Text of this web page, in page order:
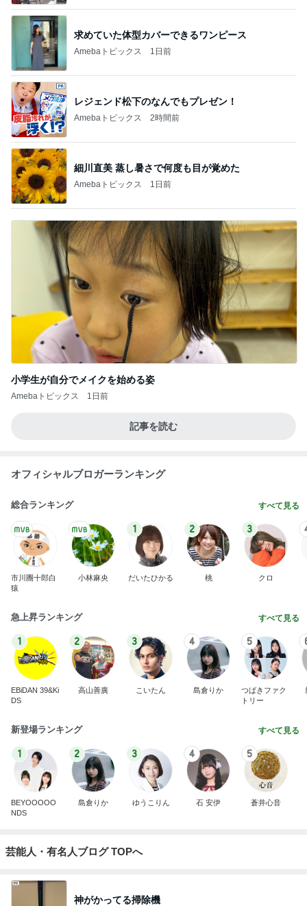
求めていた体型カバーできるワンピース
Amebaトピックス 1日前
レジェンド松下のなんでもプレゼン！
Amebaトピックス 2時間前
細川直美 蒸し暑さで何度も目が覚めた
Amebaトピックス 1日前
小学生が自分でメイクを始める姿
Amebaトピックス 1日前
記事を読む
オフィシャルブロガーランキング
総合ランキング すべて見る
市川團十郎白
猿
小林麻央
1
だいたひかる
2
桃
3
クロ
急上昇ランキング すべて見る
1
EBiDAN 39&Ki
DS
2
高山善廣
3
こいたん
4
島倉りか
5
つばきファク
トリー
新登場ランキング すべて見る
1
BEYOOOOO
NDS
2
島倉りか
3
ゆうこりん
4
石 安伊
5
蒼井心音
芸能人・有名人ブログ TOPへ
神がかってる掃除機